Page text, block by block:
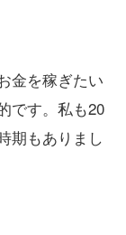
金を稼ぎたい
です。私も20
期もありまし